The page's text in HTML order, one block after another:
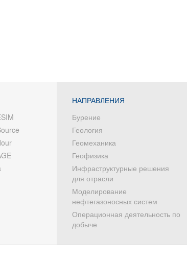
НАПРАВЛЕНИЯ
Бурение
Геология
Геомеханика
Геофизика
Инфраструктурные решения
для отрасли
Моделирование
нефтегазоносных систем
Операционная деятельность по
добыче